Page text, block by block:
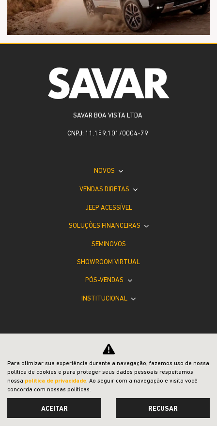
SAVAR BOA VISTA LTDA
CNPJ: 11.159.101/0004-79
NOVOS
VENDAS DIRETAS
JEEP ACESSÍVEL
SOLUÇÕES FINANCEIRAS
SEMINOVOS
SHOWROOM VIRTUAL
PÓS-VENDAS
INSTITUCIONAL
Desacelere. Seu bem maior é a vida.
Para otimizar sua experiência durante a navegação, fazemos uso de nossa
política de cookies e para proteger seus dados pessoais respeitamos
nossa política de privacidade. Ao seguir com a navegação e visita você
concorda com nossas políticas.
ACEITAR RECUSAR